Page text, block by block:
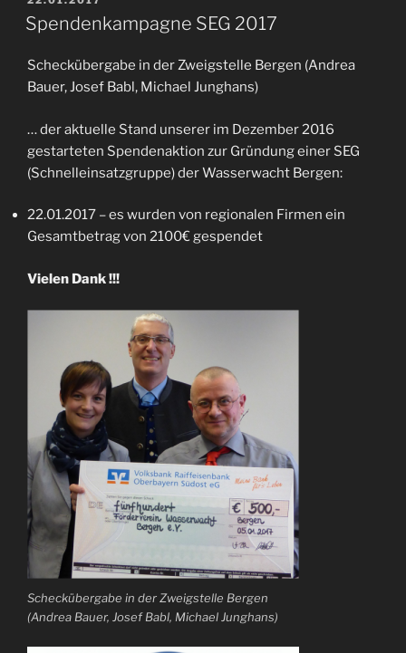
AM
Spendenkampagne SEG 2017
Scheckübergabe in der Zweigstelle Bergen (Andrea
Bauer, Josef Babl, Michael Junghans)
… der aktuelle Stand unserer im Dezember 2016
gestarteten Spendenaktion zur Gründung einer SEG
(Schnelleinsatzgruppe) der Wasserwacht Bergen:
22.01.2017 – es wurden von regionalen Firmen ein
Gesamtbetrag von 2100€ gespendet
Vielen Dank !!!
Scheckübergabe in der Zweigstelle Bergen
(Andrea Bauer, Josef Babl, Michael Junghans)